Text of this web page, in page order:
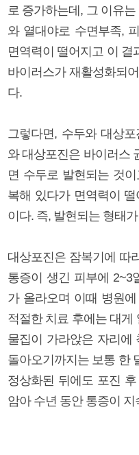
로 증가하는데, 그 이유
와 열대야로 수면부족,
면역력이 떨어지고 이 결
바이러스가 재활성화되
다.
그렇다면, 수두와 대상
와 대상포진은 바이러스
면 수두로 발현되는 것
복해 있다가 면역력이
이다. 즉, 발현되는 형태
대상포진은 잠복기에 따
통증이 생긴 피부에 2~3
가 올라오며 이때 병원
적절한 치료 후에는 대게
물집이 가라앉은 자리에
돌아오기까지는 보통 한
정상화된 뒤에도 포진
암아 수년 동안 통증이 지